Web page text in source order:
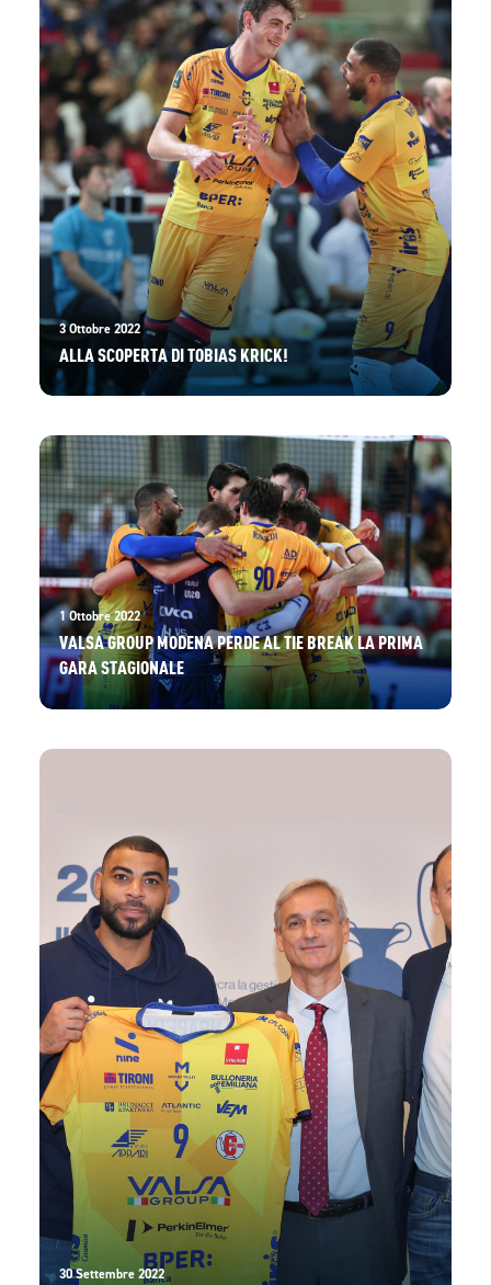
3 Ottobre 2022
ALLA SCOPERTA DI TOBIAS KRICK!
1 Ottobre 2022
VALSA GROUP MODENA PERDE AL TIE BREAK LA PRIMA
GARA STAGIONALE
30 Settembre 2022